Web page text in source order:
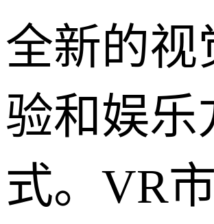
全新的视
验和娱乐
式。VR